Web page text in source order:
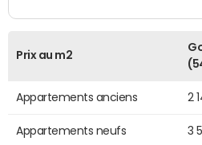
Prix au m2
Appartements anciens 2
Appartements neufs 3